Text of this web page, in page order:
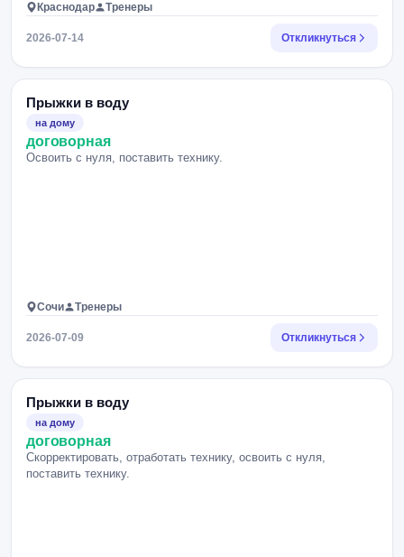
Краснодар Тренеры
2026-07-14 Откликнуться
Прыжки в воду
на дому
договорная
Освоить с нуля, поставить технику.
Сочи Тренеры
2026-07-09 Откликнуться
Прыжки в воду
на дому
договорная
Скорректировать, отработать технику, освоить с нуля,
поставить технику.